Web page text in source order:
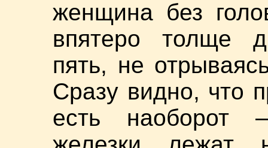
женщина без
впятеро толще
пять, не
Сразу видно, что
есть наоборот